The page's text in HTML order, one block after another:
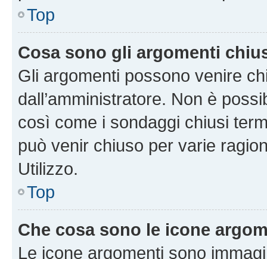
Top
Cosa sono gli argomenti
Gli argomenti possono venire
dall’amministratore. Non è
così come i sondaggi chiusi
può venir chiuso per varie
Utilizzo.
Top
Che cosa sono le icone
Le icone argomenti sono